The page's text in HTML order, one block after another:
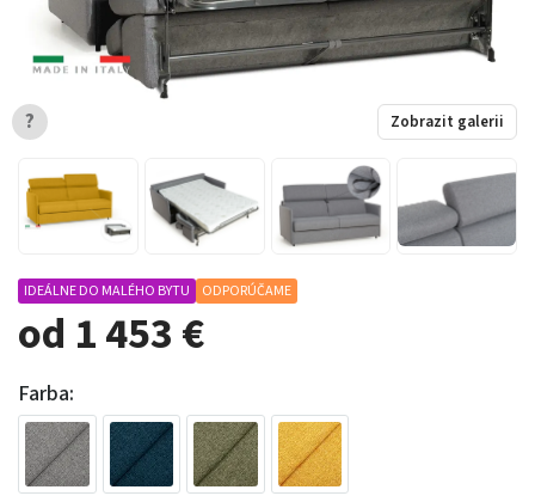
IDEÁLNE DO MALÉHO BYTU ODPORÚČAME
od 1 453 €
Farba:
Zobrazit galerii
?